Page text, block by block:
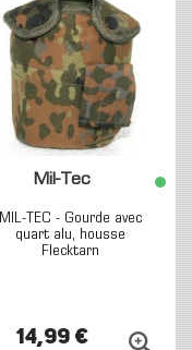
Mil-Tec
MIL-TEC - Gourde avec
quart alu, housse
Flecktarn
14,99 €